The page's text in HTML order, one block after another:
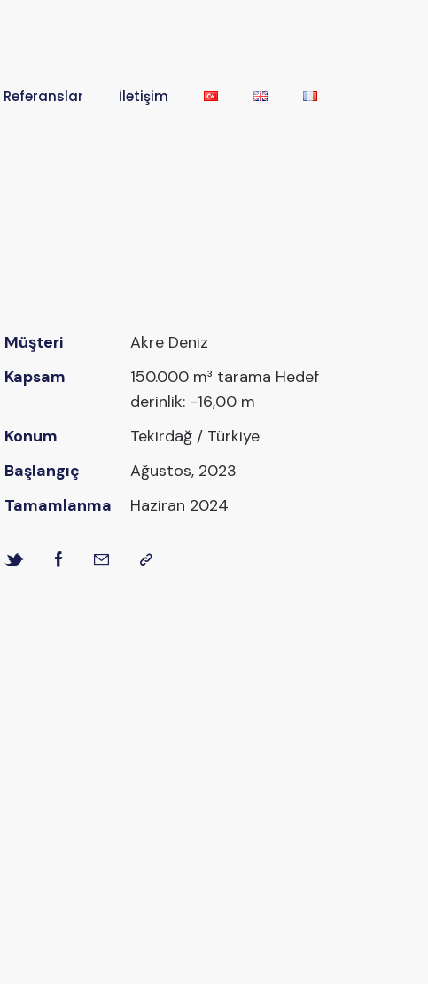
Referanslar İletişim
Müşteri
Akre Deniz
Kapsam
150.000 m³ tarama Hedef
derinlik: -16,00 m
Konum
Tekirdağ / Türkiye
Başlangıç
Ağustos, 2023
Tamamlanma
Haziran 2024